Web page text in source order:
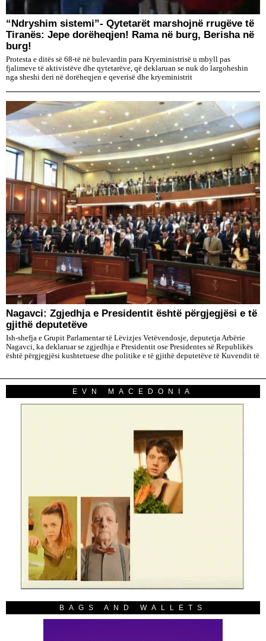
“Ndryshim sistemi”- Qytetarët marshojnë rrugëve të
Tiranës: Jepe dorëheqjen! Rama në burg, Berisha në
burg!
Protesta e ditës së 68-të në bulevardin para Kryeministrisë u mbyll pas
fjalimeve të aktivistëve dhe qytetarëve, që deklaruan se nuk do largoheshin
nga sheshi deri në dorëheqjen e qeverisë dhe kryeministrit
Nagavci: Zgjedhja e Presidentit është përgjegjësi e të
gjithë deputetëve
Ish-shefja e Grupit Parlamentar të Lëvizjes Vetëvendosje, deputetja Arbërie
Nagavci, ka deklaruar se zgjedhja e Presidentit ose Presidentes së Republikës
është përgjegjësi kushtetuese dhe politike e të gjithë deputetëve të Kuvendit të
EVN MACEDONIA
BAGS AND WALLETS